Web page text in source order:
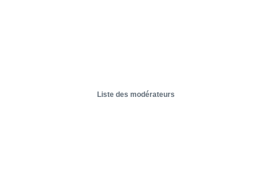
Liste des modérateurs